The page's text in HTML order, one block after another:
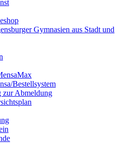
Gymnasien aus Stadt und
Bestellsystem
zur Abmeldung